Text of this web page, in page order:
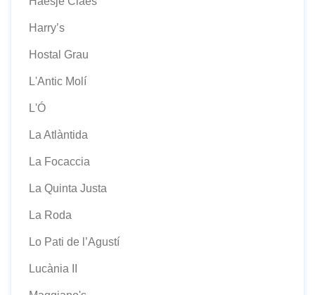
Harry’s
Hostal Grau
L'Antic Molí
L'Ó
La Atlàntida
La Focaccia
La Quinta Justa
La Roda
Lo Pati de l’Agustí
Lucània II